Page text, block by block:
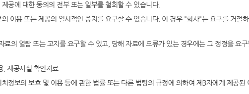
공에 대한 동의의 전부 또는 일부를 철회할 수 있습니다.
이용 또는 제공의 일시적인 중지를 요구할 수 있습니다. 이 경우 "회사"는 요구를 거절
의 열람 또는 고지를 요구할 수 있고, 당해 자료에 오류가 있는 경우에는 그 정정을 요
, 제공사실 확인자료
정보의 보호 및 이용 등에 관한 법률 또는 다른 법령의 규정에 의하여 제3자에게 제공된